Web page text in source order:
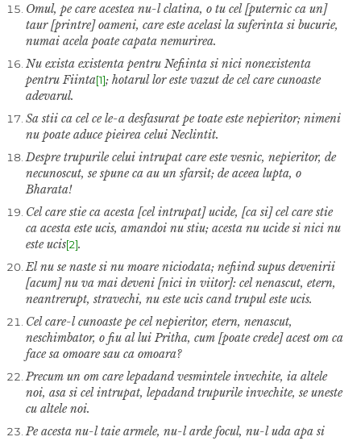
Omul, pe care acestea nu-l clatina, o tu cel [puternic ca un]
taur [printre] oameni, care este acelasi la suferinta si bucurie,
numai acela poate capata nemurirea.
Nu exista existenta pentru Nefiinta si nici nonexistenta
pentru Fiinta[1]; hotarul lor este vazut de cel care cunoaste
adevarul.
Sa stii ca cel ce le-a desfasurat pe toate este nepieritor; nimeni
nu poate aduce pieirea celui Neclintit.
Despre trupurile celui intrupat care este vesnic, nepieritor, de
necunoscut, se spune ca au un sfarsit; de aceea lupta, o
Bharata!
Cel care stie ca acesta [cel intrupat] ucide, [ca si] cel care stie
ca acesta este ucis, amandoi nu stiu; acesta nu ucide si nici nu
este ucis[2].
El nu se naste si nu moare niciodata; nefiind supus devenirii
[acum] nu va mai deveni [nici in viitor]: cel nenascut, etern,
neantrerupt, stravechi, nu este ucis cand trupul este ucis.
Cel care-l cunoaste pe cel nepieritor, etern, nenascut,
neschimbator, o fiu al lui Pritha, cum [poate crede] acest om ca
face sa omoare sau ca omoara?
Precum un om care lepadand vesmintele invechite, ia altele
noi, asa si cel intrupat, lepadand trupurile invechite, se uneste
cu altele noi.
Pe acesta nu-l taie armele, nu-l arde focul, nu-l uda apa si